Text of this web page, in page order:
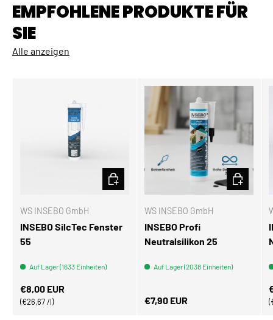
EMPFOHLENE PRODUKTE FÜR
SIE
Alle anzeigen
WS INSEBO GmbH
INSEBO SilcTec Fenster
55
Auf Lager (1633 Einheiten)
Normaler Preis
€8,00 EUR
Grundpreis
€26,67 /l
OPTIONEN AUSWÄHLEN
WS INSEBO GmbH
INSEBO Profi
Neutralsilikon 25
Auf Lager (2038 Einheiten)
Normaler Preis
€7,90 EUR